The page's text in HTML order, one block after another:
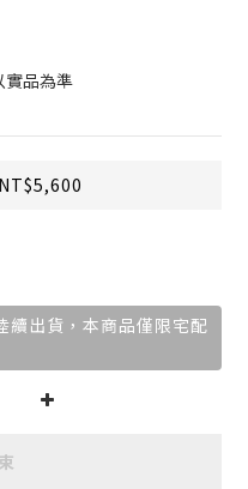
品為準
續出貨，本商品僅限宅配